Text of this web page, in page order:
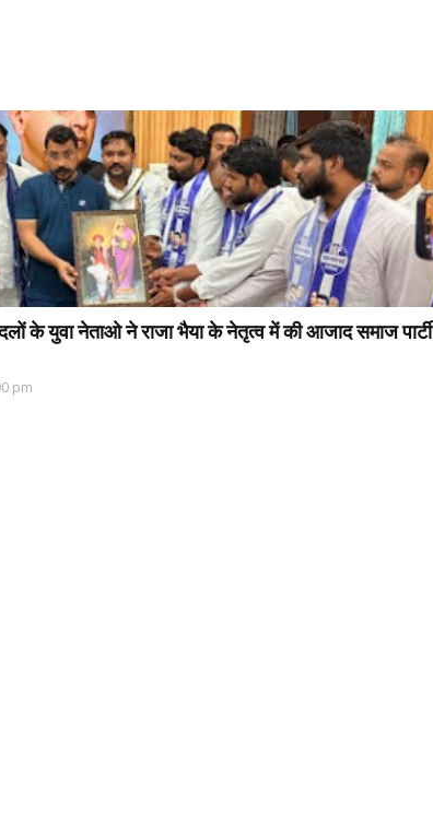
के युवा नेताओ ने राजा भैया के नेतृत्व में की आजाद समाज पार्टी
pm